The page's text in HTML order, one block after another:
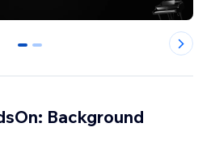
0 1
Background